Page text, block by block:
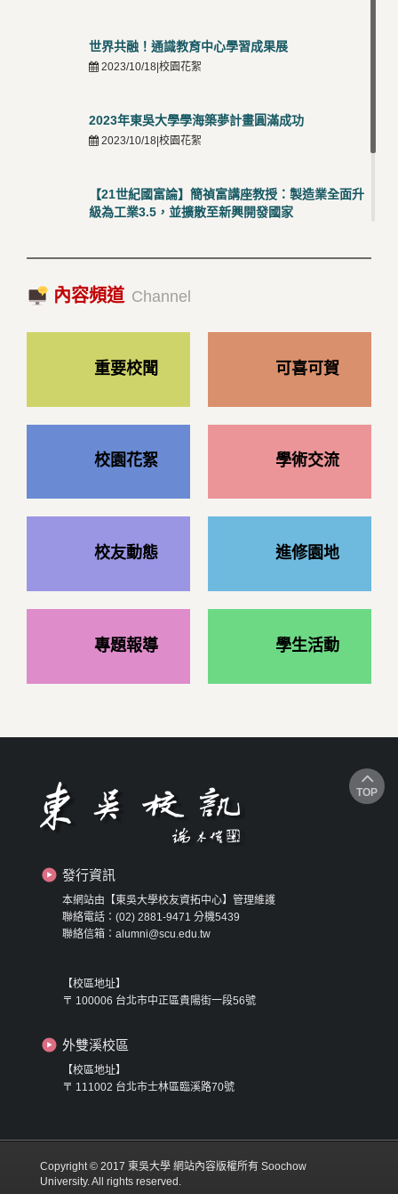
世界共融！通識教育中心學習成果展
2023/10/18|校園花絮
2023年東吳大學學海築夢計畫圓滿成功
2023/10/18|校園花絮
【21世紀國富論】簡禎富講座教授：製造業全面升
級為工業3.5，並擴散至新興開發國家
2023/10/18|推薦閱讀
內容頻道 Channel
重要校聞 可喜可賀
校園花絮 學術交流
校友動態 進修園地
專題報導 學生活動
發行資訊
本網站由【東吳大學校友資拓中心】管理維護
聯絡電話：(02) 2881-9471 分機5439
聯絡信箱：alumni@scu.edu.tw
【校區地址】
〒 100006 台北市中正區貴陽街一段56號
外雙溪校區
【校區地址】
〒 111002 台北市士林區臨溪路70號
TOP
Copyright © 2017 東吳大學 網站內容版權所有 Soochow
University. All rights reserved.